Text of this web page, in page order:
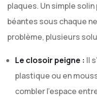
plaques. Un simple
béantes sous chaque
problème, plusieurs
Le closoir peigne : Il
plastique ou en
combler l’espace